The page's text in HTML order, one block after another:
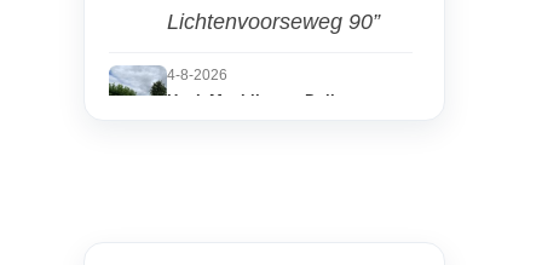
Lichtenvoorseweg 90”
4-8-2026
Hoek Matthijs van Dulkenstraat